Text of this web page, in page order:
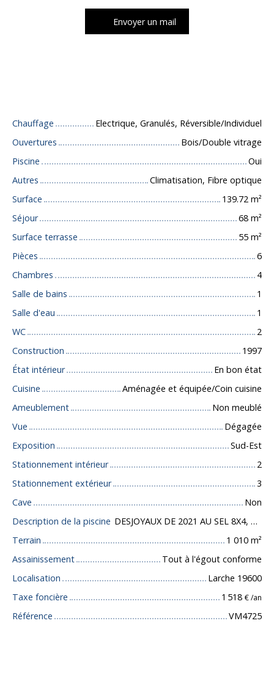
Envoyer un mail
Chauffage
Electrique, Granulés, Réversible/Individuel
Ouvertures
Bois/Double vitrage
Piscine
Oui
Autres
Climatisation, Fibre optique
Surface
139.72 m²
Séjour
68 m²
Surface terrasse
55 m²
Pièces
6
Chambres
4
Salle de bains
1
Salle d'eau
1
WC
2
Construction
1997
État intérieur
En bon état
Cuisine
Aménagée et équipée/Coin cuisine
Ameublement
Non meublé
Vue
Dégagée
Exposition
Sud-Est
Stationnement intérieur
2
Stationnement extérieur
3
Cave
Non
Description de la piscine
DESJOYAUX DE 2021 AU SEL 8X4, LINER GRIS CALIR
Terrain
1 010 m²
Assainissement
Tout à l'égout conforme
Localisation
Larche 19600
Taxe foncière
1 518 € /an
Référence VM4725